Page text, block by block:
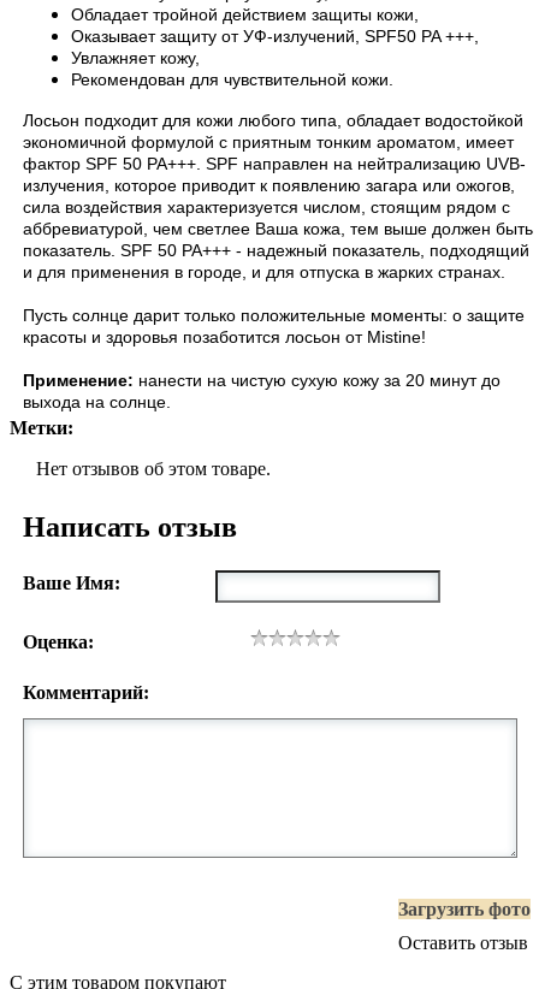
Обладает тройной действием защиты кожи,
Оказывает защиту от УФ-излучений, SPF50 PA +++,
Увлажняет кожу,
Рекомендован для чувствительной кожи.
Лосьон подходит для кожи любого типа, обладает водостойкой
экономичной формулой с приятным тонким ароматом, имеет
фактор SPF 50 PA+++. SPF направлен на нейтрализацию UVB-
излучения, которое приводит к появлению загара или ожогов,
сила воздействия характеризуется числом, стоящим рядом с
аббревиатурой, чем светлее Ваша кожа, тем выше должен быть
показатель. SPF 50 PA+++ - надежный показатель, подходящий
и для применения в городе, и для отпуска в жарких странах.
Пусть солнце дарит только положительные моменты: о защите
красоты и здоровья позаботится лосьон от Mistine!
Применение: нанести на чистую сухую кожу за 20 минут до
выхода на солнце.
Метки:
Нет отзывов об этом товаре.
Написать отзыв
Ваше Имя:
Оценка:
Комментарий:
Загрузить фото
Оставить отзыв
С этим товаром покупают